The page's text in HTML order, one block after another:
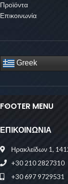
Προϊόντα
Επικοινωνία
Greek
FOOTER MENU
ΕΠΙΚΟΙΝΩΝΙΑ
Ηρακλείδων 1,
+30 210 2827310
+30 697 9729531